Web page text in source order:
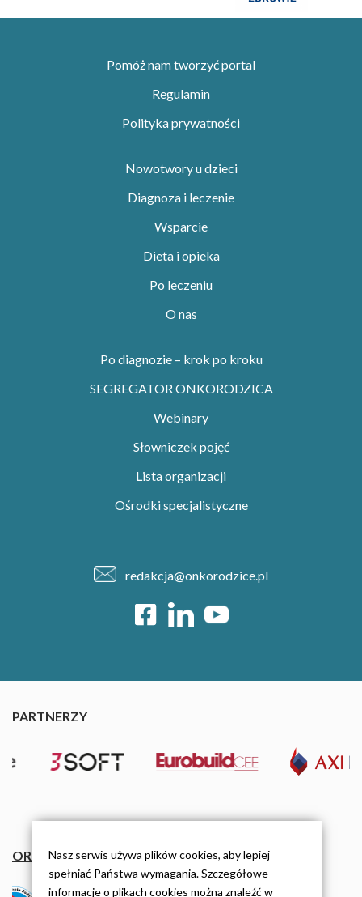
Pomóż nam tworzyć portal
Regulamin
Polityka prywatności
Nowotwory u dzieci
Diagnoza i leczenie
Wsparcie
Dieta i opieka
Po leczeniu
O nas
Po diagnozie – krok po kroku
SEGREGATOR ONKORODZICA
Webinary
Słowniczek pojęć
Lista organizacji
Ośrodki specjalistyczne
redakcja@onkorodzice.pl
PARTNERZY
ORGANIZACJE
Nasz serwis używa plików cookies, aby lepiej
spełniać Państwa wymagania. Szczegółowe
informacje o plikach cookies można znaleźć w